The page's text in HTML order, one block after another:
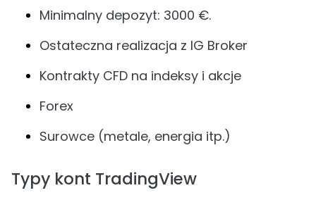
Minimalny depozyt: 3000 €.
Ostateczna realizacja z IG Broker
Kontrakty CFD na indeksy i akcje
Forex
Surowce (metale, energia itp.)
Typy kont TradingView